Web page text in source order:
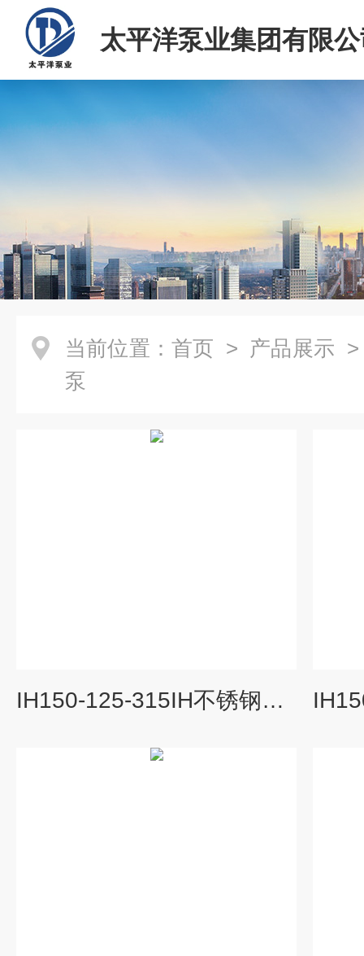
太平洋泵业集团有限
当前位置： 首页 > 产品展示
泵
IH150-125-315IH不锈钢化工泵 化工泵生产